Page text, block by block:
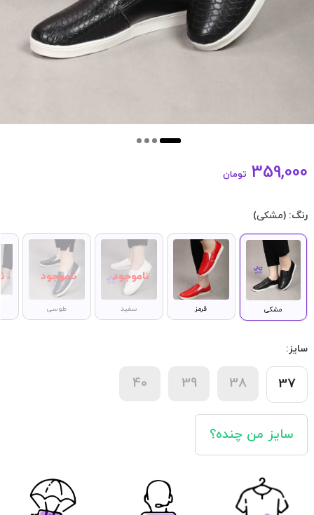
359,000 تومان
رنگ: (مشکی)
مشکی قرمز سفید طوسی
سایز:
37
38
39
40
سایز من چنده؟